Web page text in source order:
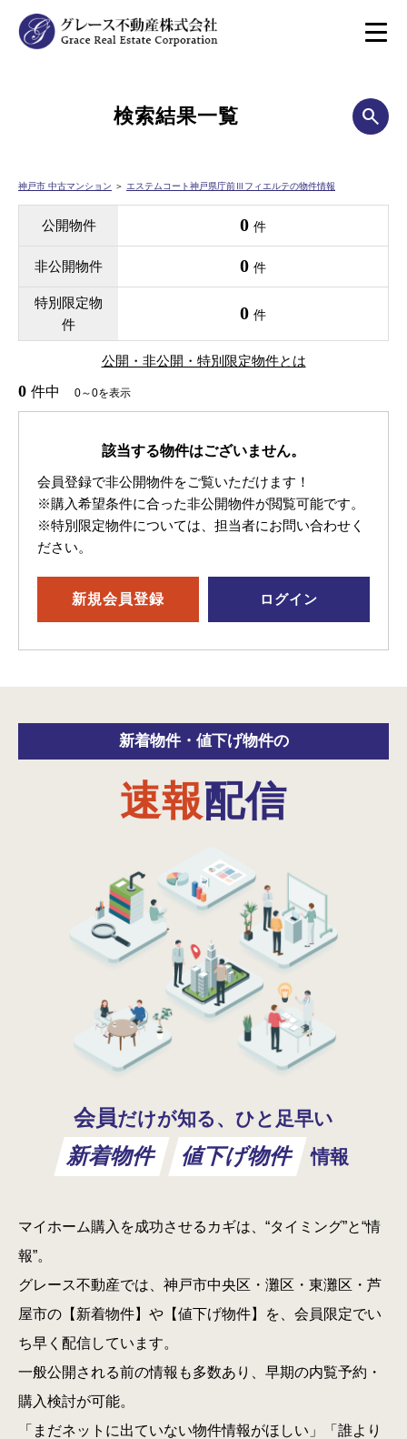
検索結果一覧
神戸市 中古マンション ＞ エステムコート神戸県庁前Ⅲフィエルテの物件情報
公開物件 0 件
非公開物件 0 件
特別限定物
件
0 件
公開・非公開・特別限定物件とは
0 件中 0～0を表示
該当する物件はございません。
会員登録で非公開物件をご覧いただけます！
※購入希望条件に合った非公開物件が閲覧可能です。
※特別限定物件については、担当者にお問い合わせく
ださい。
新規会員登録 ログイン
新着物件・ 値下げ物件の
速報配信
会員だけが知る、ひと足早い
新着物件 値下げ物件 情報
マイホーム購入を成功させるカギは、“タイミング”と“情
報”。
グレース不動産では、神戸市中央区・灘区・東灘区・芦
屋市の【新着物件】や【値下げ物件】を、会員限定でい
ち早く配信しています。
一般公開される前の情報も多数あり、早期の内覧予約・
購入検討が可能。
「まだネットに出ていない物件情報がほしい」「誰より